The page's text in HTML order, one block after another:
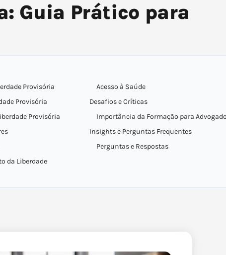
Guia Prático para
Provisória
Provisória
Provisória
da Liberdade
Acesso à Saúde
Desafios e Críticas
Importância da Formação para
Insights e Perguntas Frequentes
Perguntas e Respostas